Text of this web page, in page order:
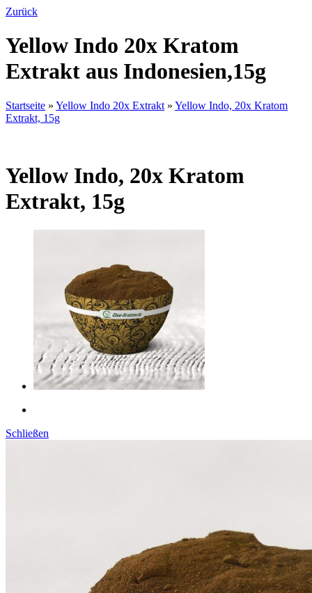
Zurück
Yellow Indo 20x Kratom
Extrakt aus Indonesien,15g
Startseite » Yellow Indo 20x Extrakt » Yellow Indo, 20x Kratom
Extrakt, 15g
Yellow Indo, 20x Kratom
Extrakt, 15g
Schließen